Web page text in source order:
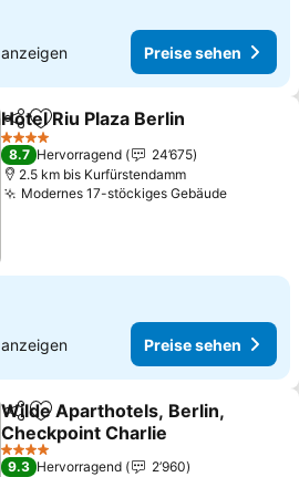
anzeigen Preise sehen
TeilenZu Favoriten hinzufügen
Hotel Riu Plaza Berlin
4 Sterne
8.7 Hervorragend
24’675
2.5 km bis Kurfürstendamm
Modernes 17-stöckiges GebäudePreise
anzeigen Preise sehen
TeilenZu Favoriten hinzufügen
Wilde Aparthotels, Berlin,
Checkpoint Charlie
Preise sehen
4 Sterne
9.3 Hervorragend
2’960